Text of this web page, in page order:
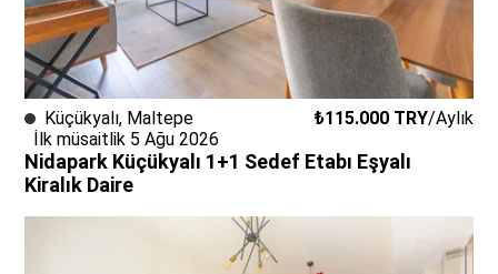
Küçükyalı, Maltepe ₺115.000 TRY/Aylık
İlk müsaitlik 5 Ağu 2026
Nidapark Küçükyalı 1+1 Sedef Etabı Eşyalı
Kiralık Daire